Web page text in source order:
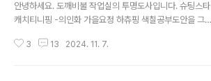
안녕하세요. 도깨비불 작업실의 투명도사입니다. 슈팅스타
캐치티니핑 -의인화 가을요정 하츄핑 색칠공부도안을 그
봉 비슷하게나마 보였으면 좋을 것 같은 그런 걸 손에 들고
3 13 2024. 11. 7.